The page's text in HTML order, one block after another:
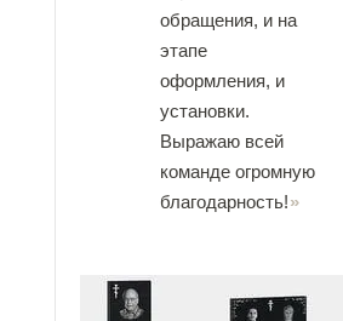
обращения, и на
этапе
оформления, и
установки.
Выражаю всей
команде огромную
благодарность!